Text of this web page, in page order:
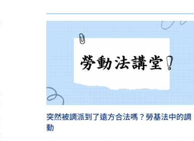
突然被調派到了遠方合法嗎？勞基法中的調
動